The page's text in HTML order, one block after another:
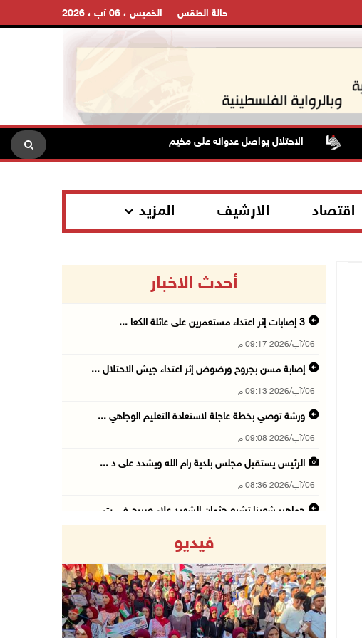
الخميس ، 06 آب ، 2026 حالة الطقس
الاحتلال يواصل عدوانه على مخيم قلنديا لليوم الثاني: هدم محال تجارية
اقتصاد الارشيف المزيد
أحدث الاخبار
06/آب/2026 09:17 م
إصابة مسن بجروح ورضوض إثر اعتداء جيش الاحتلال ...
06/آب/2026 09:13 م
ورشة توصي بخطة عاجلة لاستعادة التعليم الوجاهي ...
06/آب/2026 09:08 م
الرئيس يستقبل مجلس بلدية رام الله ويشدد على د ...
06/آب/2026 08:36 م
جماهير شعبنا تشيع جثمان الشهيد علاء صبيح في ت ...
06/آب/2026 08:06 م
الرئيس المصري وملك البحرين يشددان على ضرورة ت ...
06/آب/2026 07:57 م
فيديو
Previous Next